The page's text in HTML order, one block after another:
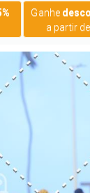
Ganhe
a partir